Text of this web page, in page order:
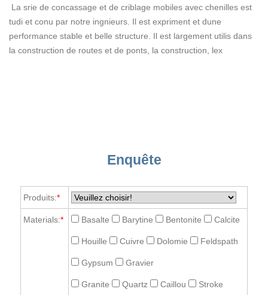
La srie de concassage et de criblage mobiles avec chenilles est
tudi et conu par notre ingnieurs. Il est expriment et dune
performance stable et belle structure. Il est largement utilis dans
la construction de routes et de ponts, la construction, lex
Enquête
Produits:*
Materials:* Basalte Barytine Bentonite Calcite
Houille Cuivre Dolomie Feldspath
Gypsum Gravier
Granite Quartz Caillou Stroke